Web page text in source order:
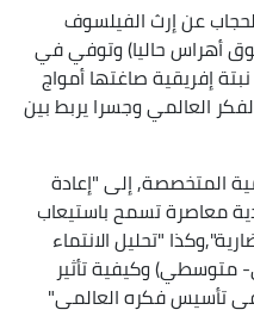
عن إرث الفيلسوف
أهراس حاليا) وتوفي في
إفريقية صاغتها أمواج
العالمي وجسرا يربط بين
المتخصصة, إلى "إعادة
معاصرة تسمح باستيعاب
"تحليل الانتماء
وكيفية تأثير
تأسيس فكره العالمي"